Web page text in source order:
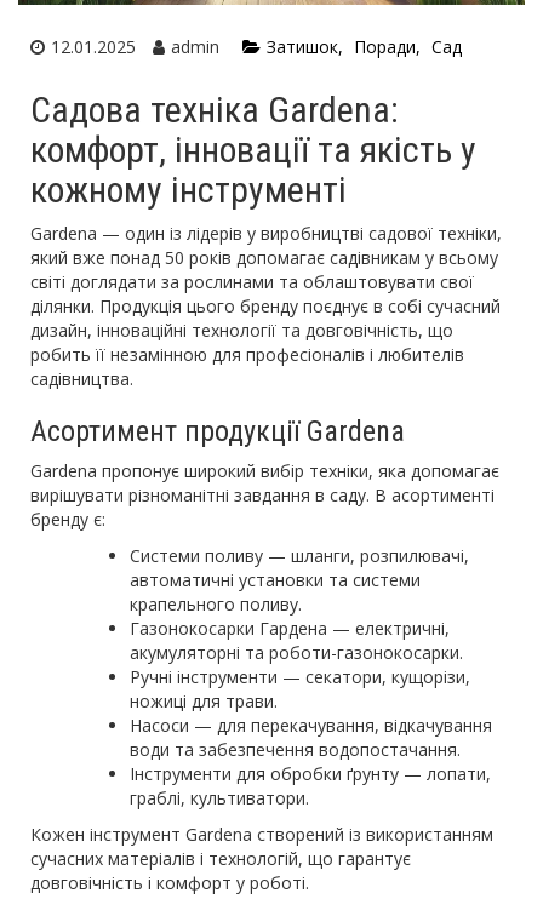
12.01.2025 admin Затишок Поради Сад
Садова техніка Gardena:
комфорт, інновації та якість у
кожному інструменті
Gardena — один із лідерів у виробництві садової техніки,
який вже понад 50 років допомагає садівникам у всьому
світі доглядати за рослинами та облаштовувати свої
ділянки. Продукція цього бренду поєднує в собі сучасний
дизайн, інноваційні технології та довговічність, що
робить її незамінною для професіоналів і любителів
садівництва.
Асортимент продукції Gardena
Gardena пропонує широкий вибір техніки, яка допомагає
вирішувати різноманітні завдання в саду. В асортименті
бренду є:
Системи поливу — шланги, розпилювачі,
автоматичні установки та системи
крапельного поливу.
Газонокосарки Гардена — електричні,
акумуляторні та роботи-газонокосарки.
Ручні інструменти — секатори, кущорізи,
ножиці для трави.
Насоси — для перекачування, відкачування
води та забезпечення водопостачання.
Інструменти для обробки ґрунту — лопати,
граблі, культиватори.
Кожен інструмент Gardena створений із використанням
сучасних матеріалів і технологій, що гарантує
довговічність і комфорт у роботі.